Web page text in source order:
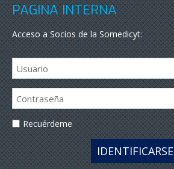
PÁGINA INTERNA
Acceso a Socios de la Somedicyt:
Recuérdeme
IDENTIFICARSE